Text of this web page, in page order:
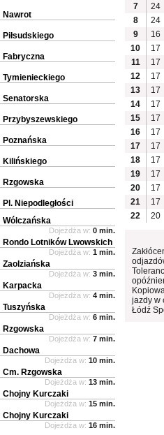
7
24
8
24
9
16
10
17
11
17
12
17
13
17
14
17
15
17
16
17
17
17
18
17
19
17
20
17
21
17
22
20
jazdy w
Łódź
Nawrot
Piłsudskiego
Fabryczna
Tymienieckiego
Senatorska
Przybyszewskiego
Poznańska
Kilińskiego
Rzgowska
Pl. Niepodległości
Wólczańska
Dojeżdża w: 0 min.
Rondo Lotników Lwowskich
Dojeżdża w: 1 min.
Zaolziańska
Dojeżdża w: 3 min.
Karpacka
Dojeżdża w: 4 min.
Tuszyńska
Dojeżdża w: 6 min.
Rzgowska
Dojeżdża w: 7 min.
Dachowa
Dojeżdża w: 10 min.
Cm. Rzgowska
Dojeżdża w: 13 min.
Chojny Kurczaki
Dojeżdża w: 15 min.
Chojny Kurczaki
Dojeżdża w: 16 min.